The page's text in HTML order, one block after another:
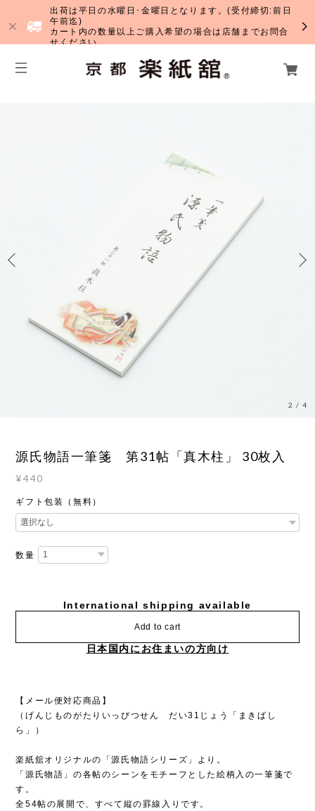
出荷は平日の水曜日･金曜日となります。(受付締切:前日
午前迄)
カート内の数量以上ご購入希望の場合は店舗までお問合
せください。
2 /4
源氏物語一筆箋 第31帖「真木柱」 30枚入
¥440
ギフト包装（無料）
数量
International shipping available
Add to cart
日本国内にお住まいの方向け
【メール便対応商品】
（げんじものがたりいっぴつせん だい31じょう「まきばし
ら」）
楽紙舘オリジナルの「源氏物語シリーズ」より。
「源氏物語」の各帖のシーンをモチーフとした絵柄入の一筆箋で
す。
全54帖の展開で、すべて縦の罫線入りです。